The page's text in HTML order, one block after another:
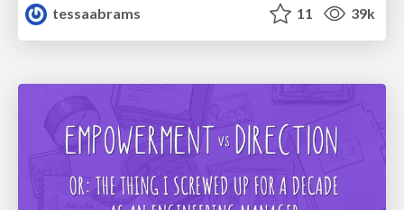
tessaabrams
11 39k